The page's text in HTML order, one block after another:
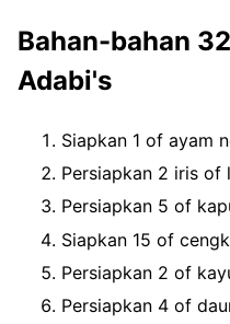
Bahan-bahan
Adabi's
Siapkan 1 of ayam
Persiapkan 2 iris of
Persiapkan 5 of
Siapkan 15 of
Persiapkan 2 of
Persiapkan 4 of